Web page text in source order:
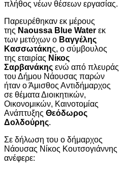
πλήθος νέων θέσεων εργασίας.
Παρευρέθηκαν εκ μέρους
της Naoussa Blue Water εκ
των μετόχων ο Βαγγέλης
Κασσωτάκης, ο σύμβουλος
της εταιρίας Νίκος
Σαρβανάκης ενώ από πλευράς
του Δήμου Νάουσας παρών
ήταν ο Άμισθος Αντιδήμαρχος
σε θέματα Διοικητικών,
Οικονομικών, Καινοτομίας
Ανάπτυξης Θεόδωρος
Δολδούρης.
Σε δήλωση του ο δήμαρχος
Νάουσας Νίκος Κουτσογιάννης
ανέφερε: